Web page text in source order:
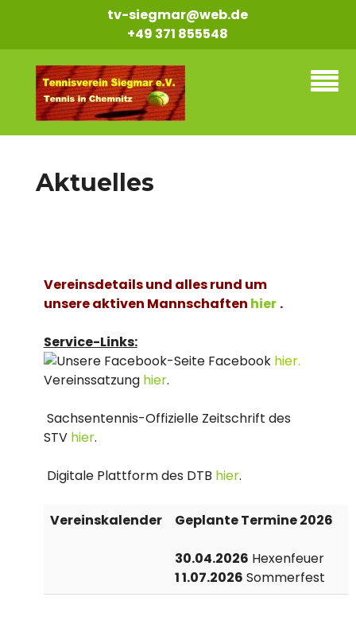
tv-siegmar@web.de
+49 371 855548
Aktuelles
Vereinsdetailsund alles rund um
unsere aktiven Mannschaften hier .
Service-Links:
Facebook hier.
Vereinssatzung hier.
Sachsentennis-Offizielle Zeitschrift des
STV hier.
Digitale Plattform des DTB hier.
Vereinskalender Geplante Termine 2026
30.04.2026 Hexenfeuer
1 1.07.2026 Sommerfest